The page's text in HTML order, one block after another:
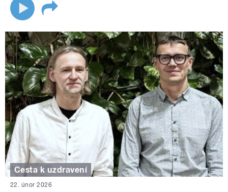
Cesta k uzdravení
22. únor 2026